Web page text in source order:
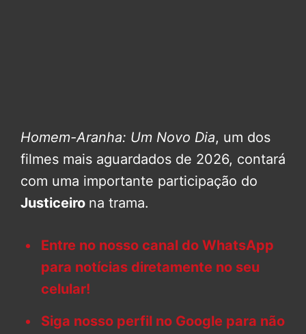
Homem-Aranha: Um Novo Dia, um dos
filmes mais aguardados de 2026, contará
com uma importante participação do
Justiceiro na trama.
Entre no nosso canal do WhatsApp
para notícias diretamente no seu
celular!
Siga nosso perfil no Google para não